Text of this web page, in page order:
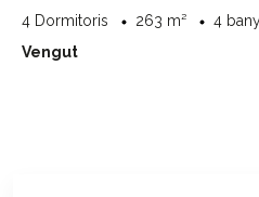
4 Dormitoris
263 m²
4
Vengut